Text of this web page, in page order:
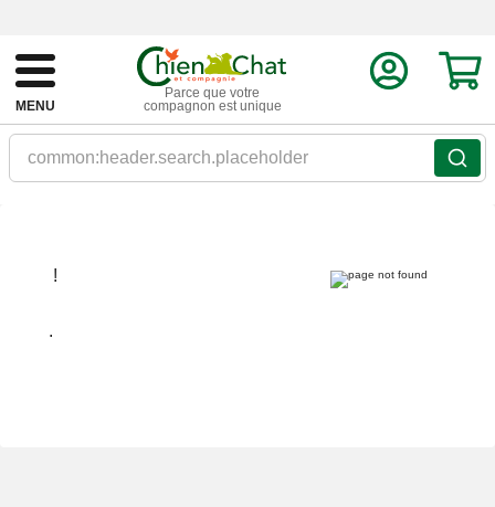
MENU
Parce que votre
compagnon est unique
common:header.search.placeholder
!
.